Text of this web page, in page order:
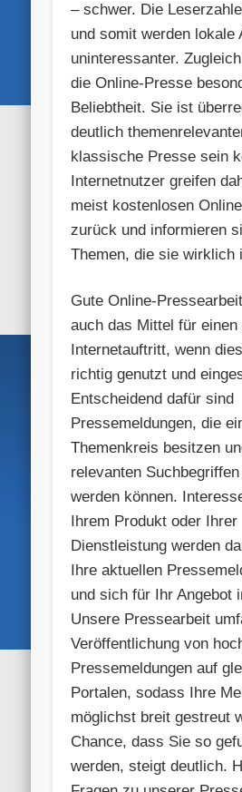
– schwer. Die
und somit werden lokale
uninteressanter.
die Online-Presse
Beliebtheit. Sie ist
deutlich
klassische Presse sein
Internetnutzer greifen
meist kostenlosen
zurück und informieren
Themen, die sie wirklich
Gute Online-
auch das Mittel für
Internetauftritt, wenn
richtig genutzt und
Entscheidend dafür sind
Pressemeldungen, die
Themenkreis besitzen
relevanten
werden können.
Ihrem Produkt oder Ihrer
Dienstleistung werden
Ihre aktuellen
und sich für Ihr Angebot
Unsere Pressearbeit
Veröffentlichung von
Pressemeldungen auf
Portalen, sodass Ihre
möglichst breit gestreut
Chance, dass Sie so
werden, steigt deutlich.